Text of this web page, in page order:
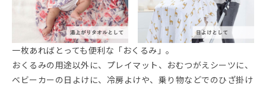
一枚あればとっても便利な「おくるみ」。
おくるみの用途以外に、プレイマット、おむつがえシーツに、
ベビーカーの日よけに、冷房よけや、乗り物などでのひざ掛け